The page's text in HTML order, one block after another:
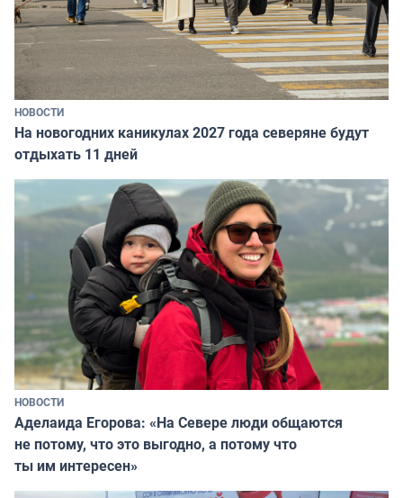
НОВОСТИ
На новогодних каникулах 2027 года северяне будут
отдыхать 11 дней
НОВОСТИ
Аделаида Егорова: «На Севере люди общаются
не потому, что это выгодно, а потому что
ты им интересен»